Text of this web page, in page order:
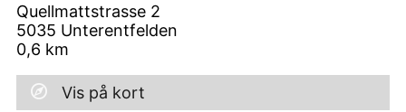
Quellmattstrasse 2
5035 Unterentfelden
0,6 km
Vis på kort